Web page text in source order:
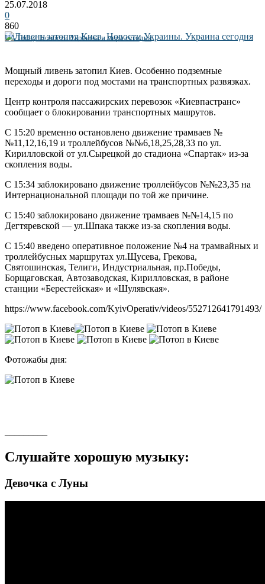
25.07.2018
0
860
UA Today. Новости Украины и мира сегодня
Мощный ливень затопил Киев. Особенно подземные
переходы и дороги под мостами на транспортных развязках.
Центр контроля пассажирских перевозок «Киевпастранс»
сообщает о блокировании транспортных машрутов.
С 15:20 временно остановлено движение трамваев №
№11,12,16,19 и троллейбусов №№6,18,25,28,33 по ул.
Кирилловской от ул.Сырецкой до стадиона «Спартак» из-за
скопления воды.
С 15:34 заблокировано движение троллейбусов №№23,35 на
Интернациональной площади по той же причине.
С 15:40 заблокировано движение трамваев №№14,15 по
Дегтяревской — ул.Шпака также из-за скопления воды.
С 15:40 введено оперативное положение №4 на трамвайных и
троллейбусных маршрутах ул.Щусева, Грекова,
Святошинская, Телиги, Индустриальная, пр.Победы,
Борщаговская, Автозаводская, Кирилловская, в районе
станции «Берестейская» и «Шулявская».
https://www.facebook.com/KyivOperativ/videos/552712641791493/
Фотожабы дня:
Слушайте хорошую музыку:
Девочка с Луны